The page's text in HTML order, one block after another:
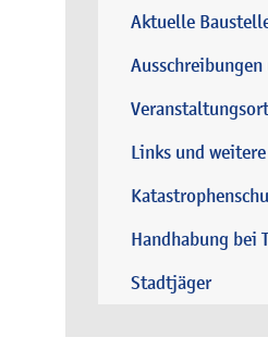
Aktuelle
Ausschreibungen
Links und
Handhabung bei
Stadtjäger